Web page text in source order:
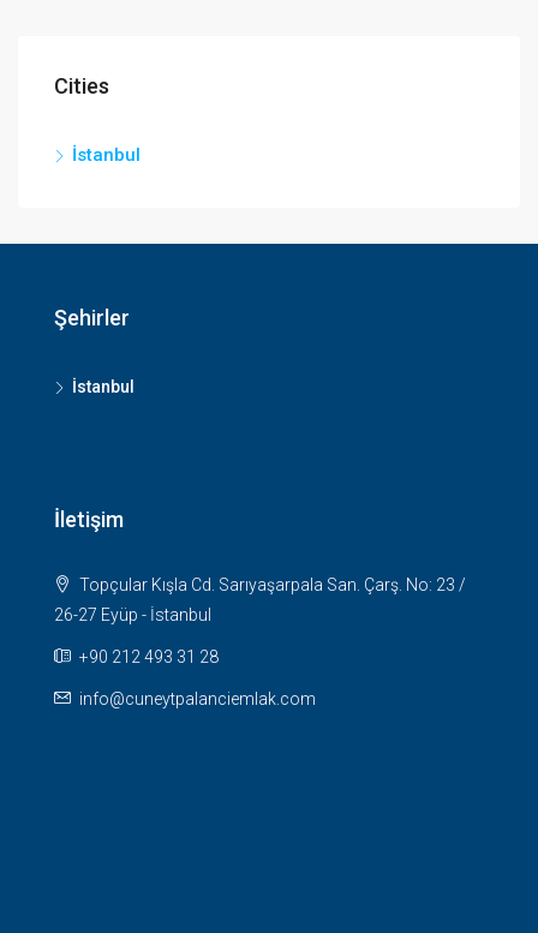
Cities
İstanbul
Şehirler
İstanbul
İletişim
Topçular Kışla Cd. Sarıyaşarpala San. Çarş. No: 23 /
26-27 Eyüp - İstanbul
+90 212 493 31 28
info@cuneytpalanciemlak.com